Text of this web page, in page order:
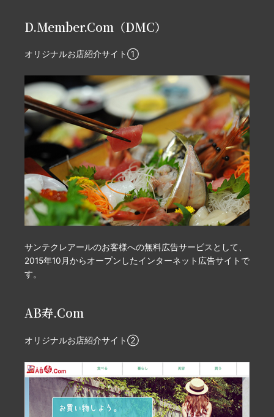
D.Member.Com（DMC）
オリジナルお店紹介サイト①
サンテクレアールのお客様への無料広告サービスとして、
2015年10月からオープンしたインターネット広告サイトで
す。
AB寿.Com
オリジナルお店紹介サイト②